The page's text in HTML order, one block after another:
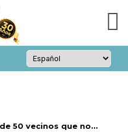
50 vecinos que no...